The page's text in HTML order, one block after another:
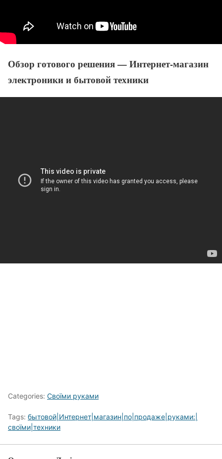
Обзор готового решения — Интернет-магазин
электроники и бытовой техники
Categories: Своїми руками
Tags: бытовой|Интернет|магазин|по|продаже|руками:|
своїми|техники